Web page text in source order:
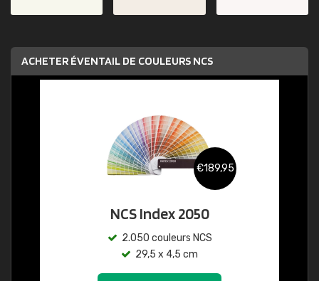
ACHETER ÉVENTAIL DE COULEURS NCS
€189,95
NCS Index 2050
2.050 couleurs NCS
29,5 x 4,5 cm